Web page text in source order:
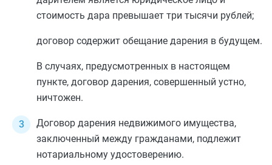
стоимость дара превышает три тысячи рублей;
договор содержит обещание дарения в будущем.
В случаях, предусмотренных в настоящем
пункте, договор дарения, совершенный устно,
ничтожен.
Договор дарения недвижимого имущества,
заключенный между гражданами, подлежит
нотариальному удостоверению.